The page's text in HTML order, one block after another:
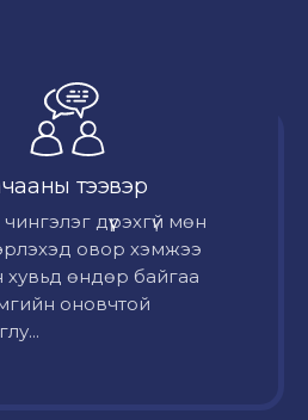
тээвэр
дүүрэхгүй мөн
овор хэмжээ
өндөр байгаа
оновчтой